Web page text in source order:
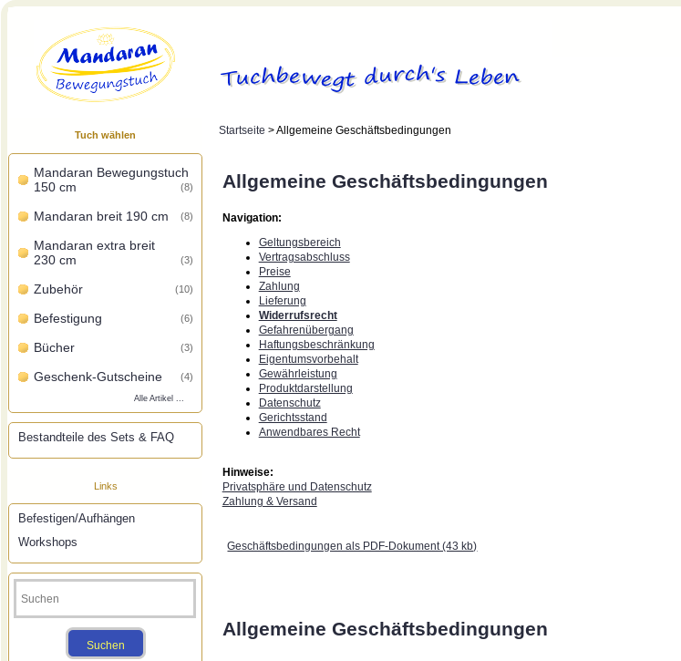
Tuch wählen
Mandaran Bewegungstuch
150 cm
(8)
Mandaran breit 190 cm (8)
Mandaran extra breit
230 cm
(3)
Zubehör (10)
Befestigung (6)
Bücher (3)
Geschenk-Gutscheine (4)
Alle Artikel ...
Bestandteile des Sets & FAQ
Links
Befestigen/Aufhängen
Workshops
Startseite > Allgemeine Geschäftsbedingungen
Allgemeine Geschäftsbedingungen
Navigation:
Geltungsbereich
Vertragsabschluss
Preise
Zahlung
Lieferung
Widerrufsrecht
Gefahrenübergang
Haftungsbeschränkung
Eigentumsvorbehalt
Gewährleistung
Produktdarstellung
Datenschutz
Gerichtsstand
Anwendbares Recht
Hinweise:
Privatsphäre und Datenschutz
Zahlung & Versand
Geschäftsbedingungen als PDF-Dokument (43 kb)
Allgemeine Geschäftsbedingungen